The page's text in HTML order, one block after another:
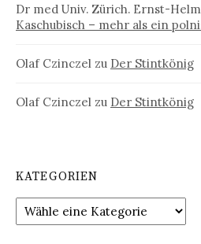
Dr med Univ. Zürich. Ernst-
Kaschubisch – mehr als ein
Olaf Czinczel zu Der Stintkönig
Olaf Czinczel zu Der Stintkönig
KATEGORIEN